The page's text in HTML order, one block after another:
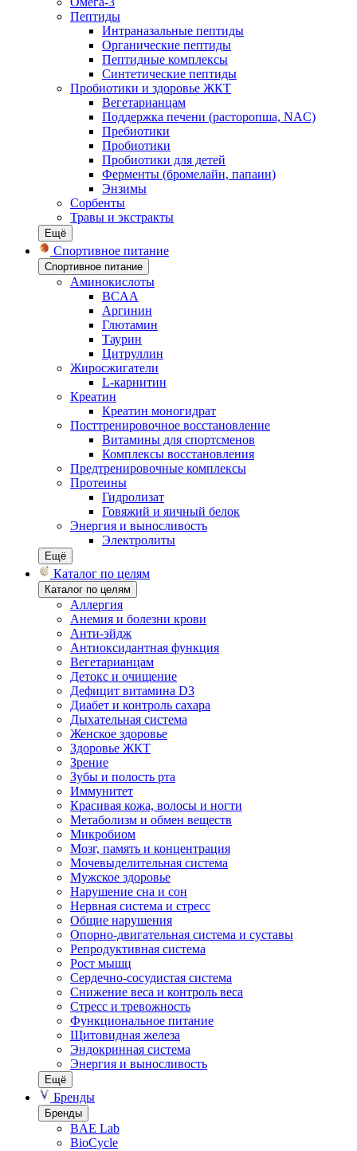
Пептиды
Интраназальные пептиды
Органические пептиды
Пептидные комплексы
Синтетические пептиды
Пробиотики и здоровье ЖКТ
Вегетарианцам
Поддержка печени (расторопша, NAC)
Пребиотики
Пробиотики
Пробиотики для детей
Ферменты (бромелайн, папаин)
Энзимы
Сорбенты
Травы и экстракты
Ещё
Спортивное питание
Спортивное питание
Аминокислоты
BCAA
Аргинин
Глютамин
Таурин
Цитруллин
Жиросжигатели
L-карнитин
Креатин
Креатин моногидрат
Посттренировочное восстановление
Витамины для спортсменов
Комплексы восстановления
Предтренировочные комплексы
Протеины
Гидролизат
Говяжий и яичный белок
Энергия и выносливость
Электролиты
Ещё
Каталог по целям
Каталог по целям
Аллергия
Анемия и болезни крови
Анти-эйдж
Антиоксидантная функция
Вегетарианцам
Детокс и очищение
Дефицит витамина D3
Диабет и контроль сахара
Дыхательная система
Женское здоровье
Здоровье ЖКТ
Зрение
Зубы и полость рта
Иммунитет
Красивая кожа, волосы и ногти
Метаболизм и обмен веществ
Микробиом
Мозг, память и концентрация
Мочевыделительная система
Мужское здоровье
Нарушение сна и сон
Нервная система и стресс
Общие нарушения
Опорно-двигательная система и суставы
Репродуктивная система
Рост мышц
Сердечно-сосудистая система
Снижение веса и контроль веса
Стресс и тревожность
Функциональное питание
Щитовидная железа
Эндокринная система
Энергия и выносливость
Ещё
Бренды
Бренды
BAE Lab
BioCycle